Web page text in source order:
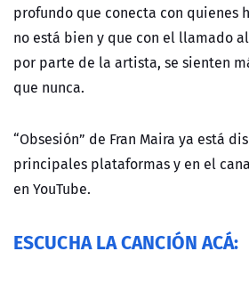
profundo que conecta con quienes
no está bien y que con el llamado
por parte de la artista, se sienten
que nunca.
“Obsesión” de Fran Maira ya está
principales plataformas y en el
en YouTube.
ESCUCHA LA CANCIÓN ACÁ: